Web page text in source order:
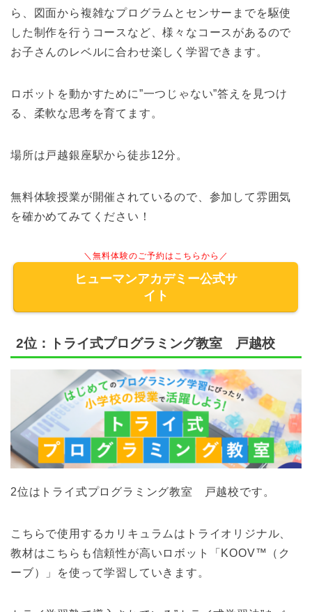
ら、図面から複雑なプログラムとセンサーまでを駆使
した制作を行うコースなど、様々なコースがあるので
お子さんのレベルに合わせ楽しく学習できます。
ロボットを動かすために”一つじゃない”答えを見つけ
る、柔軟な思考を育てます。
場所は戸越銀座駅から徒歩12分。
無料体験授業が開催されているので、参加して雰囲気
を確かめてみてください！
＼無料体験のご予約はこちらから／
ヒューマンアカデミー公式サ
イト
2位：トライ式プログラミング教室 戸越校
2位はトライ式プログラミング教室 戸越校です。
こちらで使用するカリキュラムはトライオリジナル、
教材はこちらも信頼性が高いロボット「KOOV™（ク
ーブ）」を使って学習していきます。